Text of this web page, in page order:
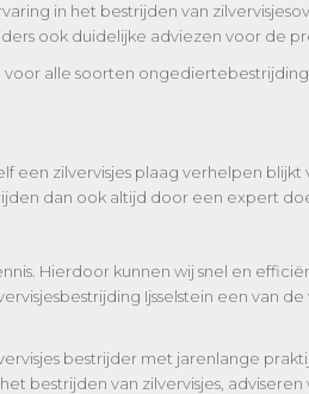
in het bestrijden van
ook duidelijke adviezen voor de
alle soorten
een zilvervisjes plaag verhelpen
dan ook altijd door een expert
Hierdoor kunnen wij snel en
Ijsselstein een van
bestrijder met jarenlange
bestrijden van zilvervisjes,